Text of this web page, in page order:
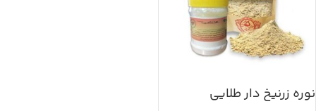
نوره زرنیخ دار طلایی